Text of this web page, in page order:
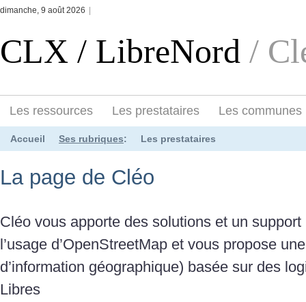
dimanche, 9 août 2026
CLX / LibreNord /
Les ressources Les prestataires Les communes
Accueil Ses rubriques: Les prestataires
La page de Cléo
Cléo vous apporte des solutions et un
l’usage d’OpenStreetMap et vous propose
d’information géographique) basée sur des
Libres